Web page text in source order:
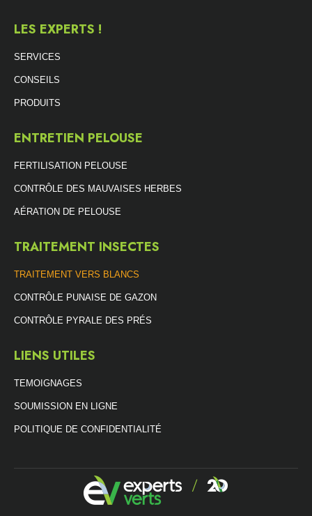
LES EXPERTS !
SERVICES
CONSEILS
PRODUITS
ENTRETIEN PELOUSE
FERTILISATION PELOUSE
CONTRÔLE DES MAUVAISES HERBES
AÉRATION DE PELOUSE
TRAITEMENT INSECTES
TRAITEMENT VERS BLANCS
CONTRÔLE PUNAISE DE GAZON
CONTRÔLE PYRALE DES PRÉS
LIENS UTILES
TEMOIGNAGES
SOUMISSION EN LIGNE
POLITIQUE DE CONFIDENTIALITÉ